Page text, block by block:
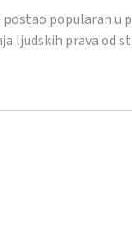
popularan
ljudskih prava